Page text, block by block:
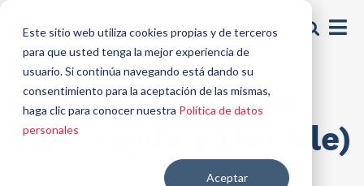
Este sitio web utiliza cookies propias y de terceros
para que usted tenga la mejor experiencia de
usuario. Si continúa navegando está dando su
consentimiento para la aceptación de las mismas,
haga clic para conocer nuestra Política de datos
personales
Aceptar
Capa sellos (Capa
final rígida y flexible)